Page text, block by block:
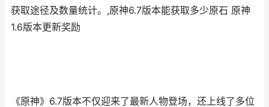
获取途径及数量统计。,原神6.7版本能获取多少原石 原神
1.6版本更新奖励
《原神》6.7版本不仅迎来了最新人物登场，还上线了多位